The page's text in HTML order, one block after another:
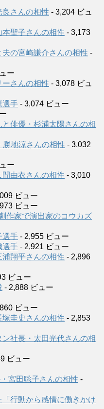
さんの相性 - 3,204 ビュ
聖子さんの相性 - 3,173
の宮崎謙介さんの相性 -
ー
さんの相性 - 3,078 ビュ
選手 - 3,074 ビュー
俳優・杉浦太陽さんの相
地涼さんの相性 - 3,032
ー
由衣さんの相性 - 3,010
ビュー
ビュー
作家で演出家のコウカズ
選手 - 2,955 ビュー
選手 - 2,921 ビュー
翔平さんの相性 - 2,896
ビュー
- 2,888 ビュー
ビュー
圭史さんの相性 - 2,853
社長・太田光代さんの相
ビュー
宮田聡子さんの相性 -
行動から感情に働きかけ